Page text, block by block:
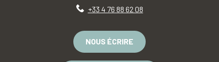
+33 4 76 88 62 08
NOUS ÉCRIRE